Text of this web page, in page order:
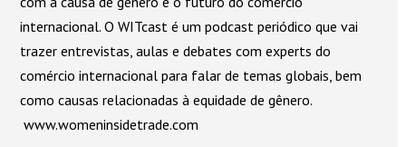
internacional. O WITcast é um podcast periódico que vai
trazer entrevistas, aulas e debates com experts do
comércio internacional para falar de temas globais, bem
como causas relacionadas à equidade de gênero.
www.womeninsidetrade.com